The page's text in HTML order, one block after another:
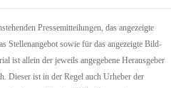
Pressemitteilungen, das angezeigte
Stellenangebot sowie für das angezeigte Bild-
ist allein der jeweils angegebene Herausgeber
Dieser ist in der Regel auch Urheber der